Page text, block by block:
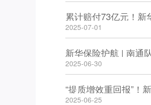
累计赔付73亿元！
2025-07-01
新华保险护航 | 南通
2025-06-30
“提质增效重回报”！
2025-06-25